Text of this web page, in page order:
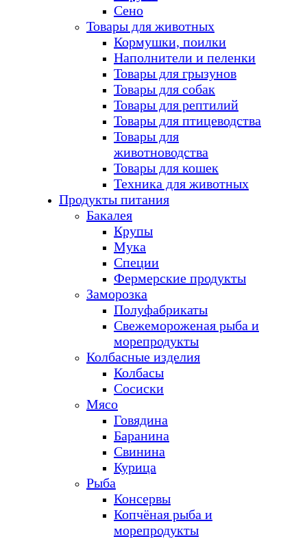
Сено
Товары для животных
Кормушки, поилки
Наполнители и пеленки
Товары для грызунов
Товары для собак
Товары для рептилий
Товары для птицеводства
Товары для
животноводства
Товары для кошек
Техника для животных
Продукты питания
Бакалея
Крупы
Мука
Специи
Фермерские продукты
Заморозка
Полуфабрикаты
Свежемороженая рыба и
морепродукты
Колбасные изделия
Колбасы
Сосиски
Мясо
Говядина
Баранина
Свинина
Курица
Рыба
Консервы
Копчёная рыба и
морепродукты